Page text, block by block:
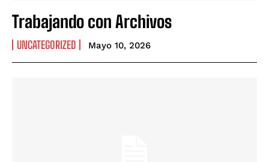
Trabajando con Archivos
UNCATEGORIZED Mayo 10, 2026